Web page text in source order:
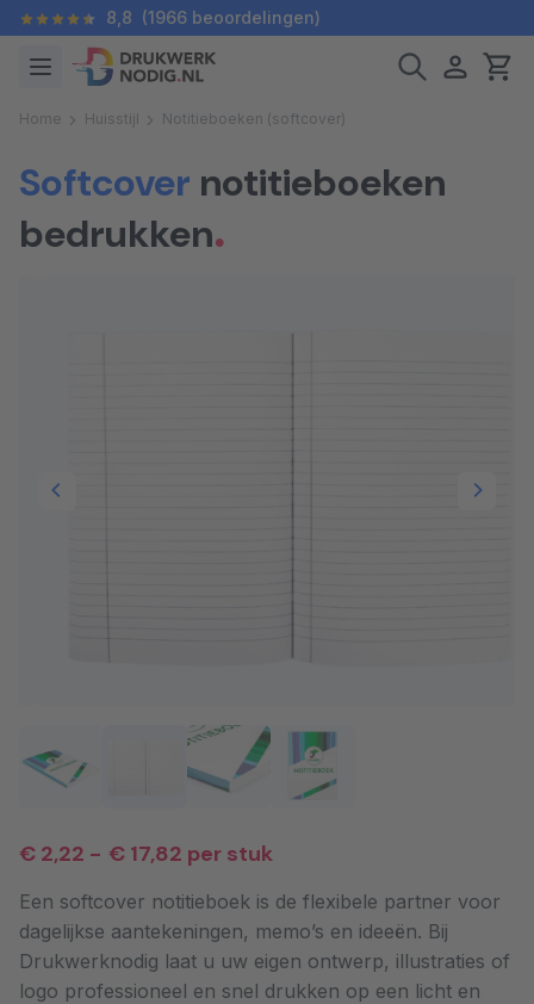
8,8 (1966 beoordelingen)
Home Huisstijl Notitieboeken (softcover)
Softcover notitieboeken
bedrukken
€ 2,22 - € 17,82 per stuk
Een softcover notitieboek is de flexibele partner voor
dagelijkse aantekeningen, memo’s en ideeën. Bij
Drukwerknodig laat u uw eigen ontwerp, illustraties of
logo professioneel en snel drukken op een licht en